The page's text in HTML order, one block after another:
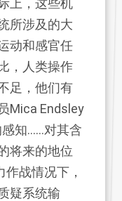
上，这些机
所涉及的大
动和感官任
，人类操作
足，他们有
Mica Endsley
感知……对其含
将来的地位
作战情况下，
疑系统输